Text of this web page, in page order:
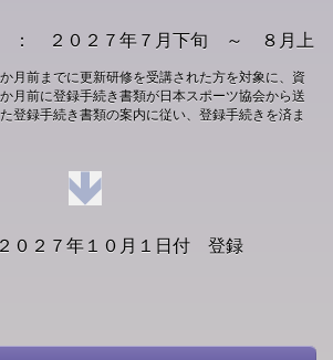
： ２０２７年７月下旬 ～ ８月上
月前までに更新研修を受講された方を対象に、資
月前に登録手続き書類が日本スポーツ協会から送
登録手続き書類の案内に従い、登録手続きを済ま
２７年１０月１日付 登録